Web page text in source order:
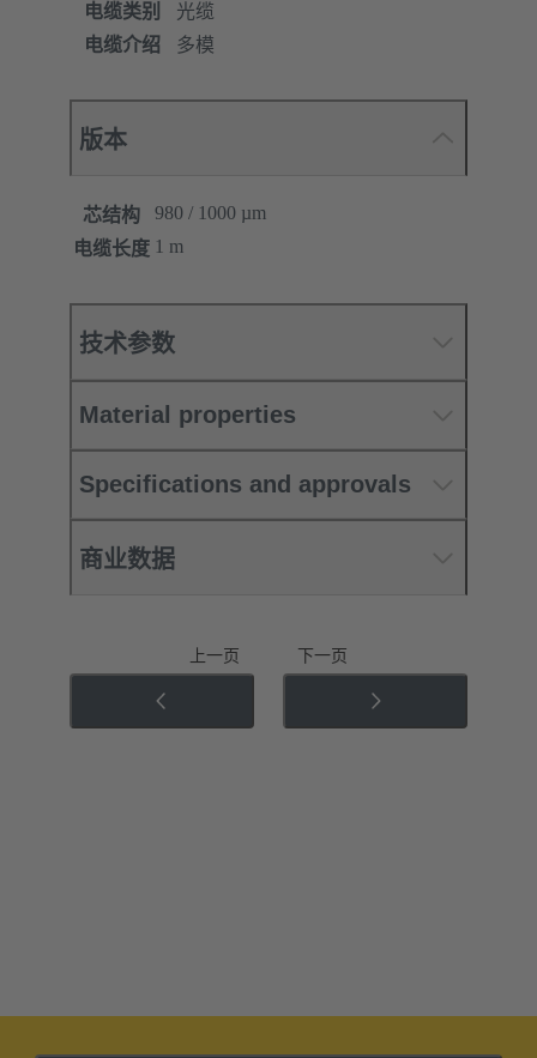
电缆类别
光缆
电缆介绍
多模
版本
芯结构
980 / 1000 µm
电缆长度 1 m
技术参数
Material properties
Specifications and approvals
商业数据
上一页 下一页